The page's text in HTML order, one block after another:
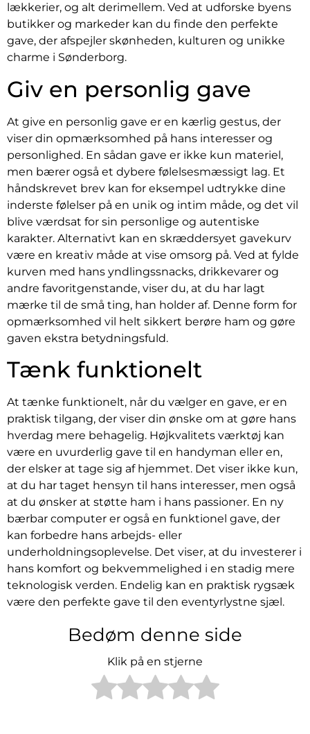
lækkerier, og alt derimellem. Ved at udforske byens
butikker og markeder kan du finde den perfekte
gave, der afspejler skønheden, kulturen og unikke
charme i Sønderborg.
Giv en personlig gave
At give en personlig gave er en kærlig gestus, der
viser din opmærksomhed på hans interesser og
personlighed. En sådan gave er ikke kun materiel,
men bærer også et dybere følelsesmæssigt lag. Et
håndskrevet brev kan for eksempel udtrykke dine
inderste følelser på en unik og intim måde, og det vil
blive værdsat for sin personlige og autentiske
karakter. Alternativt kan en skræddersyet gavekurv
være en kreativ måde at vise omsorg på. Ved at fylde
kurven med hans yndlingssnacks, drikkevarer og
andre favoritgenstande, viser du, at du har lagt
mærke til de små ting, han holder af. Denne form for
opmærksomhed vil helt sikkert berøre ham og gøre
gaven ekstra betydningsfuld.
Tænk funktionelt
At tænke funktionelt, når du vælger en gave, er en
praktisk tilgang, der viser din ønske om at gøre hans
hverdag mere behagelig. Højkvalitets værktøj kan
være en uvurderlig gave til en handyman eller en,
der elsker at tage sig af hjemmet. Det viser ikke kun,
at du har taget hensyn til hans interesser, men også
at du ønsker at støtte ham i hans passioner. En ny
bærbar computer er også en funktionel gave, der
kan forbedre hans arbejds- eller
underholdningsoplevelse. Det viser, at du investerer i
hans komfort og bekvemmelighed i en stadig mere
teknologisk verden. Endelig kan en praktisk rygsæk
være den perfekte gave til den eventyrlystne sjæl.
Bedøm denne side
Klik på en stjerne